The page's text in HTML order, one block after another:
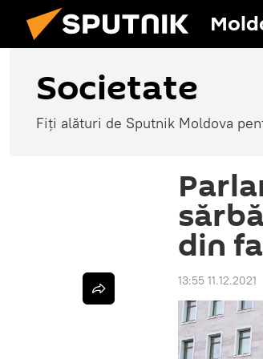
Societate
Fiți alături de Sputnik Moldova
din
13:55 11.12.2021